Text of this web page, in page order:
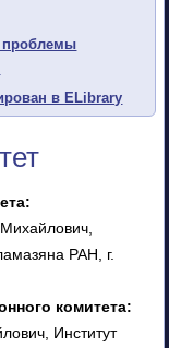
проблемы
в ELibrary
РАН, г.
комитета:
Институт